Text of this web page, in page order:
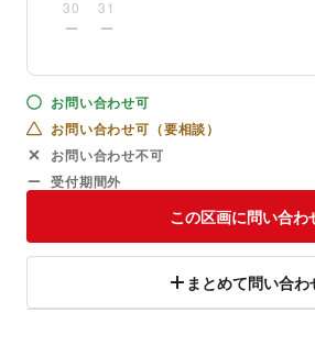
30 31
お問い合わせ可
お問い合わせ可（要相談）
お問い合わせ不可
受付期間外
この区画に問い合わ
まとめて問い合わ